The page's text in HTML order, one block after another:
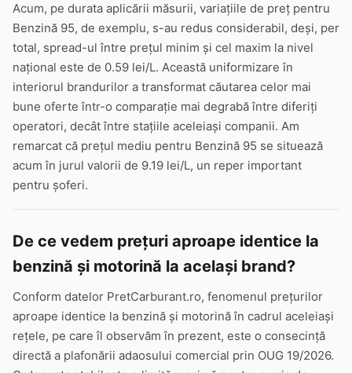
Acum, pe durata aplicării măsurii, variațiile de preț pentru
Benzină 95, de exemplu, s-au redus considerabil, deși, per
total, spread-ul între prețul minim și cel maxim la nivel
național este de 0.59 lei/L. Această uniformizare în
interiorul brandurilor a transformat căutarea celor mai
bune oferte într-o comparație mai degrabă între diferiți
operatori, decât între stațiile aceleiași companii. Am
remarcat că prețul mediu pentru Benzină 95 se situează
acum în jurul valorii de 9.19 lei/L, un reper important
pentru șoferi.
De ce vedem prețuri aproape identice la
benzină și motorină la același brand?
Conform datelor PretCarburant.ro, fenomenul prețurilor
aproape identice la benzină și motorină în cadrul aceleiași
rețele, pe care îl observăm în prezent, este o consecință
directă a plafonării adaosului comercial prin OUG 19/2026.